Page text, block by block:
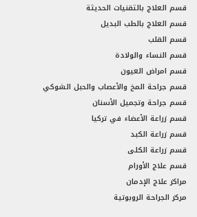
قسم العلاج بالتقنيات الحديثة
قسم العلاج بالطب البديل
قسم القلب
قسم النساء والولادة
قسم امراض العيون
قسم جراحة المخ والأعصاب والحبل الشوكي
قسم جراحة وتجميل الأسنان
قسم زراعة الأعضاء في تركيا
قسم زراعة الكبد
قسم زراعة الكلى
قسم علاج الأورام
مراكز علاج الإدمان
مركز الجراحة الروبوتية